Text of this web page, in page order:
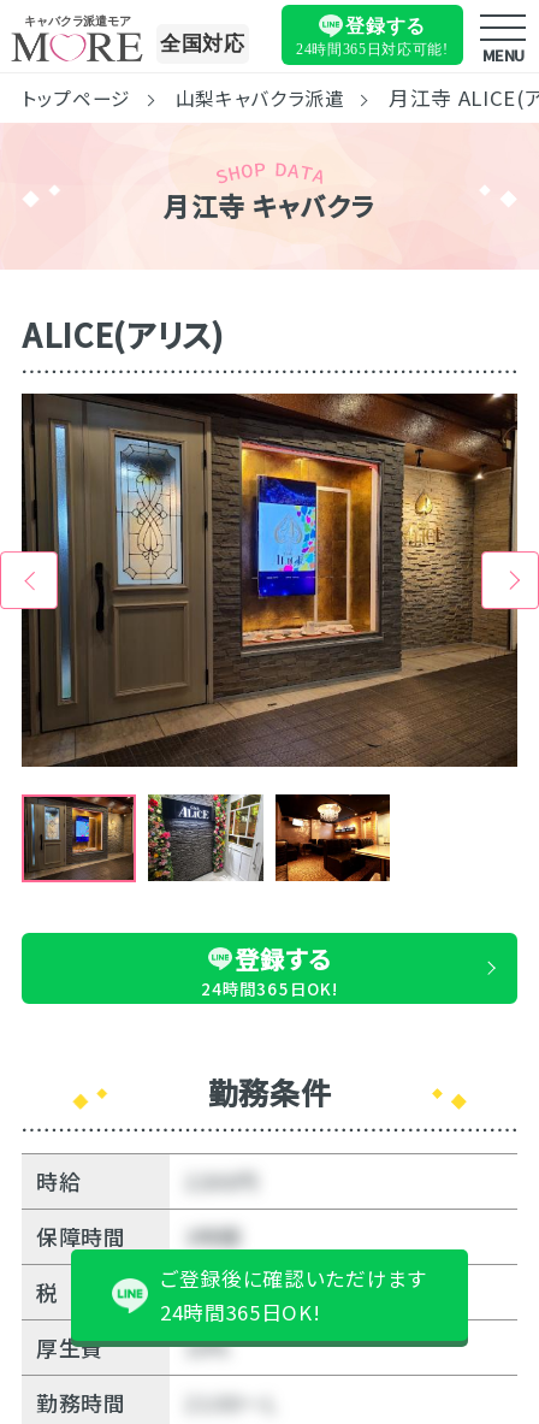
キャバクラ派遣モア
全国対応
登録する
24時間365日対応可能! MENU
トップページ 山梨キャバクラ派遣 月江寺 ALICE(
月江寺 キャバクラ
ALICE(アリス)
登録する
24時間365日OK!
勤務条件
時給
2200円
保障時間
3時間
税
無料
厚生費
10%
勤務時間
21:00～Ｌ
ご登録後に確認いただけます
24時間365日OK!